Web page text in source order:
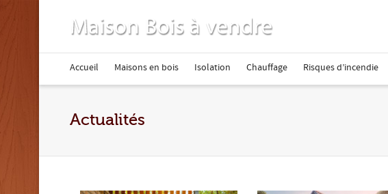
Accueil Maisons en bois Isolation Chauffage Risques d’incendie
Actualités